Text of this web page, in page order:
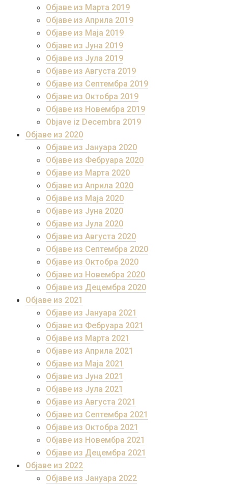
Објаве из Марта 2019
Објаве из Априла 2019
Објаве из Маја 2019
Објаве из Јуна 2019
Објаве из Јула 2019
Објаве из Августа 2019
Објаве из Септембра 2019
Објаве из Октобра 2019
Објаве из Новембра 2019
Objave iz Decembra 2019
Објаве из 2020
Објаве из Јануара 2020
Објаве из Фебруара 2020
Објаве из Марта 2020
Објаве из Априла 2020
Објаве из Маја 2020
Објаве из Јуна 2020
Објаве из Јула 2020
Објаве из Августа 2020
Објаве из Септембра 2020
Објаве из Октобра 2020
Објаве из Новембра 2020
Објаве из Децембра 2020
Објаве из 2021
Објаве из Јануара 2021
Објаве из Фебруара 2021
Објаве из Марта 2021
Објаве из Априла 2021
Објаве из Маја 2021
Објаве из Јуна 2021
Објаве из Јула 2021
Објаве из Августа 2021
Објаве из Септембра 2021
Објаве из Октобра 2021
Објаве из Новембра 2021
Објаве из Децембра 2021
Објаве из 2022
Објаве из Јануара 2022